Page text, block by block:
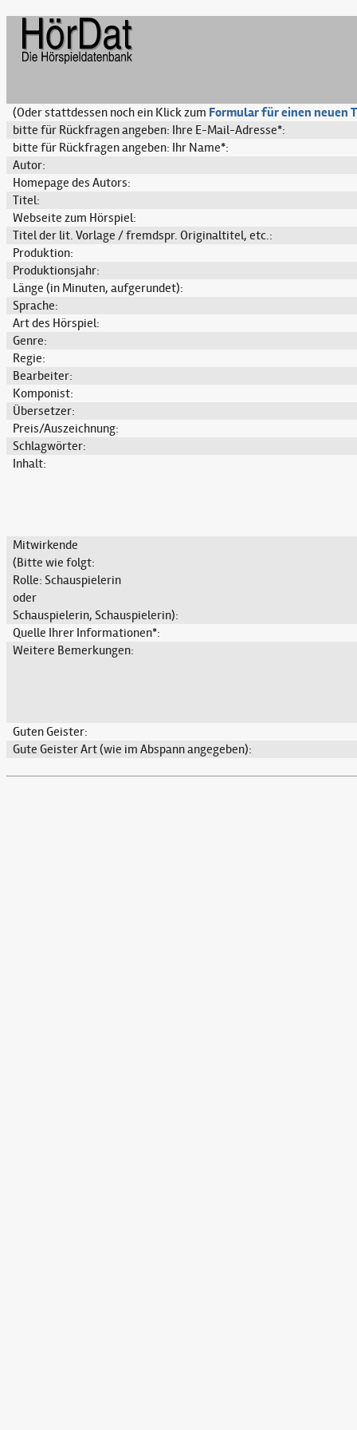
(Oder stattdessen noch ein Klick zum Formular für einen neuen
bitte für Rückfragen angeben: Ihre E-Mail-Adresse*:
bitte für Rückfragen angeben: Ihr Name*:
Autor:
Homepage des Autors:
Titel:
Webseite zum Hörspiel:
Titel der lit. Vorlage / fremdspr. Originaltitel, etc.:
Produktion:
Produktionsjahr:
Länge (in Minuten, aufgerundet):
Sprache:
Art des Hörspiel:
Genre:
Regie:
Bearbeiter:
Komponist:
Übersetzer:
Preis/Auszeichnung:
Schlagwörter:
Inhalt:
Mitwirkende
(Bitte wie folgt:
Rolle: Schauspielerin
oder
Schauspielerin, Schauspielerin):
Quelle Ihrer Informationen*:
Weitere Bemerkungen:
Guten Geister:
Gute Geister Art (wie im Abspann angegeben):